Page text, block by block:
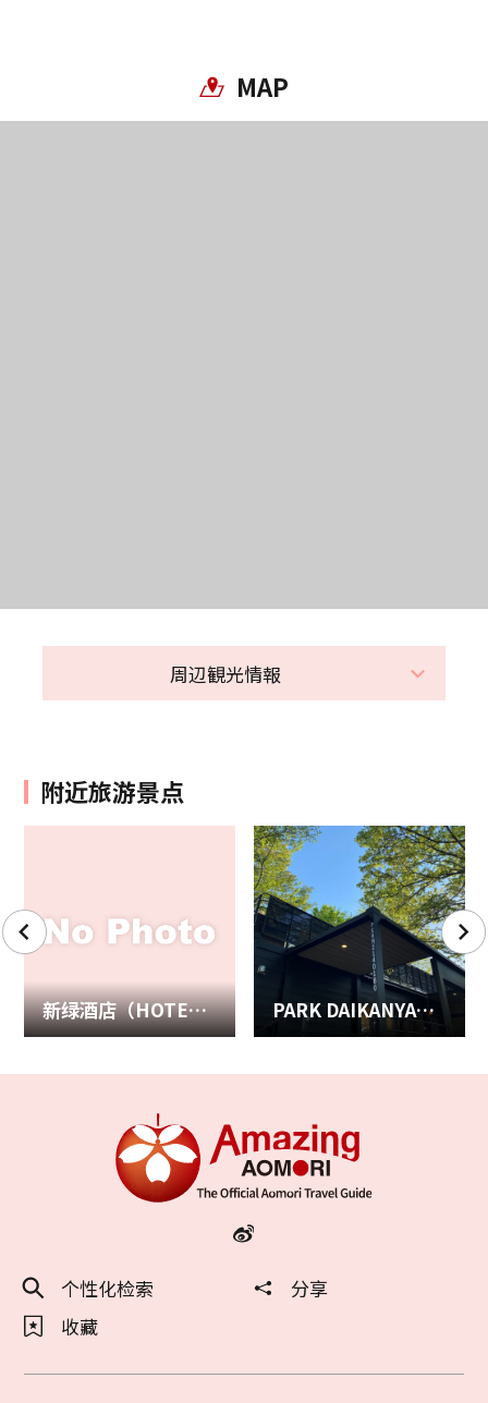
MAP
周辺観光情報
附近旅游景点
新绿酒店（HOTEL NEW GREEN ） PARK DAIKANYAMA ～在陆奥市独享包栋式豪华露营～
个性化检索
分享
收藏